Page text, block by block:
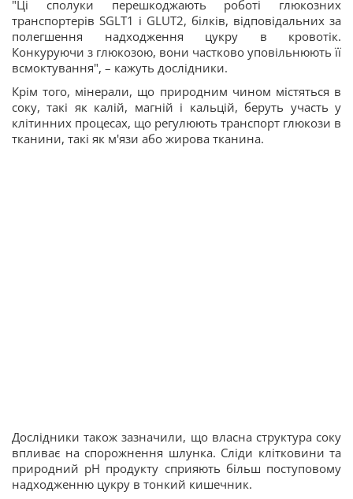
"Ці сполуки перешкоджають роботі глюкозних
транспортерів SGLT1 і GLUT2, білків, відповідальних за
полегшення надходження цукру в кровотік.
Конкуруючи з глюкозою, вони частково уповільнюють її
всмоктування", – кажуть дослідники.
Крім того, мінерали, що природним чином містяться в
соку, такі як калій, магній і кальцій, беруть участь у
клітинних процесах, що регулюють транспорт глюкози в
тканини, такі як м'язи або жирова тканина.
Дослідники також зазначили, що власна структура соку
впливає на спорожнення шлунка. Сліди клітковини та
природний pH продукту сприяють більш поступовому
надходженню цукру в тонкий кишечник.